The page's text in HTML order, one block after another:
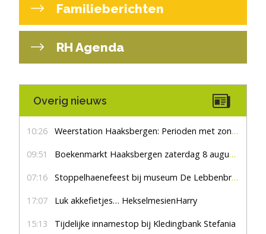
Familieberichten
RH Agenda
Overig nieuws
10:26 Weerstation Haaksbergen: Perioden met zon en droog
09:51 Boekenmarkt Haaksbergen zaterdag 8 augustus, marktplein Haaksbergen
07:16 Stoppelhaenefeest bij museum De Lebbenbrugge
17:07 Luk akkefietjes… HekselmesienHarry
15:13 Tijdelijke innamestop bij Kledingbank Stefania